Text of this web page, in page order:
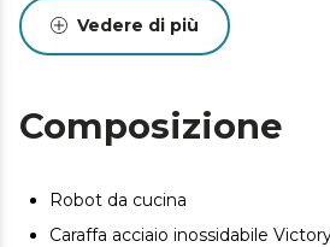
Taglia, tritura, impasta, prepara
di possibilità.
cellulare, assapora il tuo tempo e
ricette.
scopri oltre 1000 ricette gratuite,
preferite per cucinare quando
Vedere di più
Composizione
Robot da cucina
Caraffa acciaio inossidabile